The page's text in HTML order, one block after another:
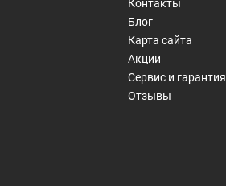
Контакты
Блог
Карта сайта
Акции
Сервис и гарантия
Отзывы